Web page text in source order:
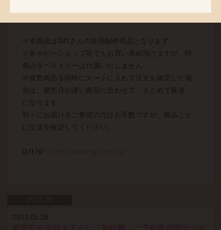
※本商品はGiftさんの企画制作商品となります。
※各ホビーショップ等でもお買い求め頂けますが、特
典のタペストリーは付属いたしません。
※複数商品を同時にカートに入れて注文を確定した場
合は、発売月が遅い商品に合わせて「まとめて発送」
になります。
別々にお届けをご希望の方はお手数ですが、商品ごと
に注文を確定してください。
Gift HP：
2013.05.28